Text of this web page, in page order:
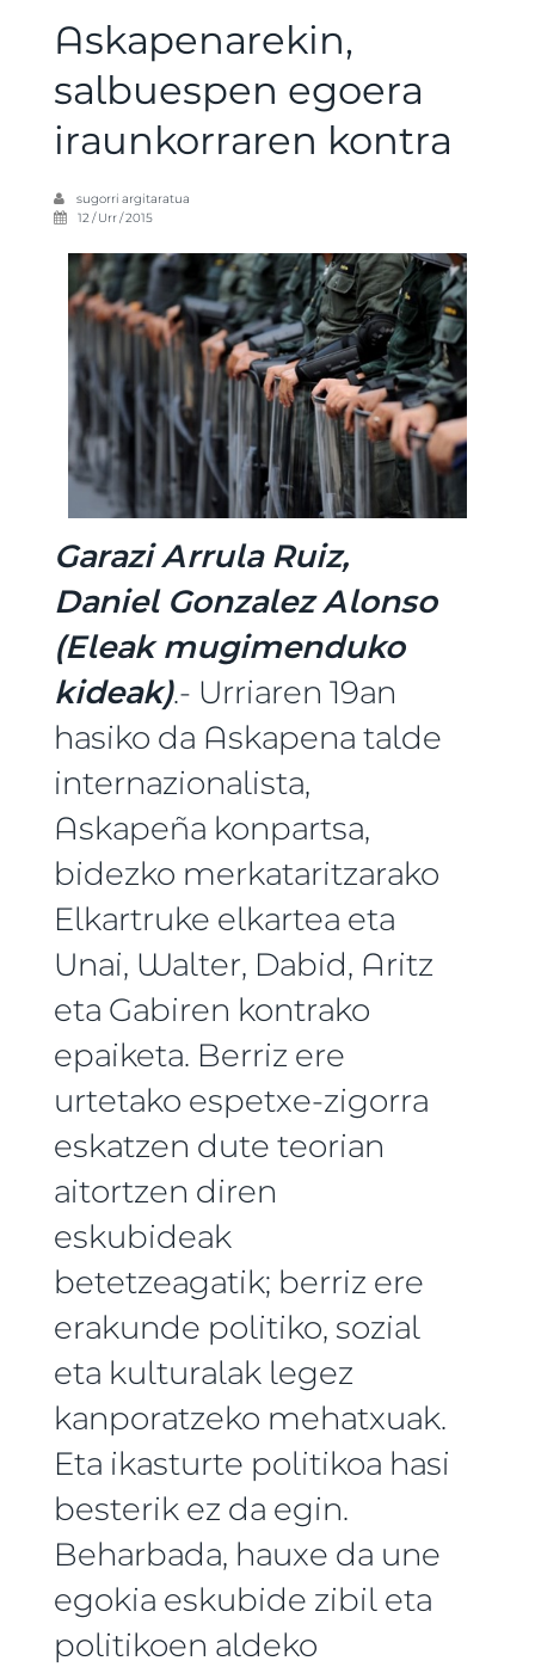
Askapenarekin,
salbuespen egoera
iraunkorraren kontra
sugorri argitaratua
12 / Urr / 2015
Garazi Arrula Ruiz,
Daniel Gonzalez Alonso
(Eleak mugimenduko
kideak).- Urriaren 19an
hasiko da Askapena talde
internazionalista,
Askapeña konpartsa,
bidezko merkataritzarako
Elkartruke elkartea eta
Unai, Walter, Dabid, Aritz
eta Gabiren kontrako
epaiketa. Berriz ere
urtetako espetxe-zigorra
eskatzen dute teorian
aitortzen diren
eskubideak
betetzeagatik; berriz ere
erakunde politiko, sozial
eta kulturalak legez
kanporatzeko mehatxuak.
Eta ikasturte politikoa hasi
besterik ez da egin.
Beharbada, hauxe da une
egokia eskubide zibil eta
politikoen aldeko